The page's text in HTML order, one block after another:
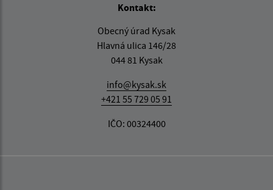
Kontakt:
Obecný úrad Kysak
Hlavná ulica 146/28
044 81 Kysak
info@kysak.sk
+421 55 729 05 91
IČO: 00324400